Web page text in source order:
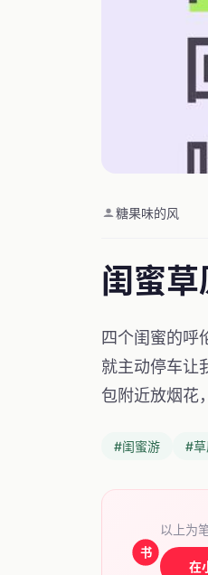
糖果味的风
闺蜜
四个闺蜜的呼
就主动停车让
包附近放烟花
#闺蜜游 #
书
以上为
在